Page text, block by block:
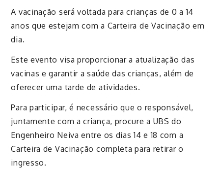
A vacinação será voltada para crianças de 0 a 14
anos que estejam com a Carteira de Vacinação em
dia.
Este evento visa proporcionar a atualização das
vacinas e garantir a saúde das crianças, além de
oferecer uma tarde de atividades.
Para participar, é necessário que o responsável,
juntamente com a criança, procure a UBS do
Engenheiro Neiva entre os dias 14 e 18 com a
Carteira de Vacinação completa para retirar o
ingresso.